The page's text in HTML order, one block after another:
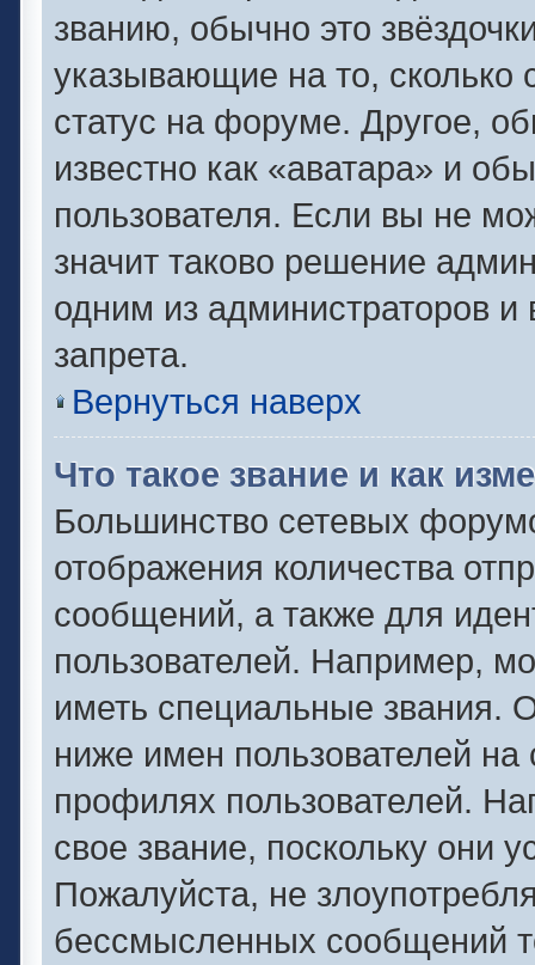
званию, обычно это
указывающие на то,
статус на форуме. Другое,
известно как «аватара» и
пользователя. Если вы не
значит таково решение
одним из администраторов и
запрета.
Вернуться наверх
Что такое звание и как
Большинство сетевых
отображения количества
сообщений, а также для
пользователей. Например,
иметь специальные звания.
ниже имен пользователей
профилях пользователей.
свое звание, поскольку они
Пожалуйста, не
бессмысленных сообщений